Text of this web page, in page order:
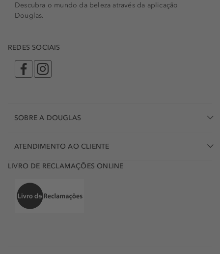
Descubra o mundo da beleza através da aplicação
Douglas.
REDES SOCIAIS
SOBRE A DOUGLAS
ATENDIMENTO AO CLIENTE
LIVRO DE RECLAMAÇÕES ONLINE